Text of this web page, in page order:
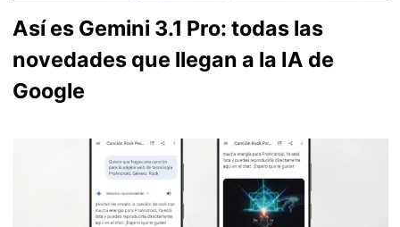
Así es Gemini 3.1 Pro: todas las
novedades que llegan a la IA de
Google